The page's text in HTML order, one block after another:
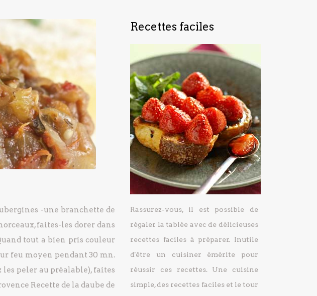
-une branchette de
faites-les dorer dans
tout a bien pris couleur
feu moyen pendant 30 mn.
les peler au préalable), faites
Recette de la daube de
Recettes faciles
Rassurez-vous, il est possible de
régaler la tablée avec de délicieuses
recettes faciles à préparer. Inutile
d'être un cuisiner émérite pour
réussir ces recettes. Une cuisine
simple, des recettes faciles et le tour